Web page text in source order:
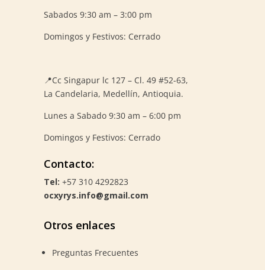
Sabados 9:30 am – 3:00 pm
Domingos y Festivos: Cerrado
📍Cc Singapur lc 127 – Cl. 49 #52-63,
La Candelaria, Medellín, Antioquia.
Lunes a Sabado 9:30 am – 6:00 pm
Domingos y Festivos: Cerrado
Contacto:
Tel: +57 310 4292823
ocxyrys.info@gmail.com
Otros enlaces
Preguntas Frecuentes